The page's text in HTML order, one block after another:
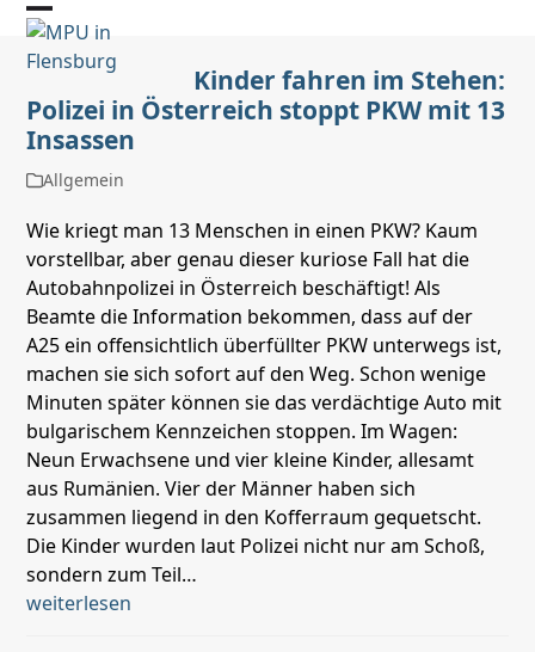
Skip
content
Open
mobile
menu
Close
mobile
menu
Kinder fahren im Stehen:
Polizei in Österreich stoppt PKW mit 13
Insassen
Allgemein
Wie kriegt man 13 Menschen in einen PKW? Kaum
vorstellbar, aber genau dieser kuriose Fall hat die
Autobahnpolizei in Österreich beschäftigt! Als
Beamte die Information bekommen, dass auf der
A25 ein offensichtlich überfüllter PKW unterwegs ist,
machen sie sich sofort auf den Weg. Schon wenige
Minuten später können sie das verdächtige Auto mit
bulgarischem Kennzeichen stoppen. Im Wagen:
Neun Erwachsene und vier kleine Kinder, allesamt
aus Rumänien. Vier der Männer haben sich
zusammen liegend in den Kofferraum gequetscht.
Die Kinder wurden laut Polizei nicht nur am Schoß,
sondern zum Teil…
weiterlesen